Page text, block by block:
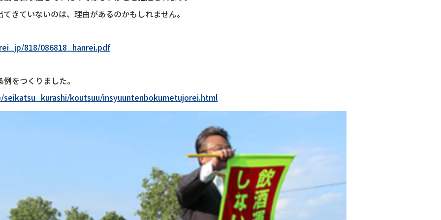
きていないのは、理由があるのかもしれません。
818/086818_hanrei.pdf
をつくりました。
koutsuu/insyuuntenbokumetujorei.html